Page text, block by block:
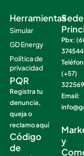
Herramientas
Simular
GD Energy
Política de
privacidad
PQR
Registra tu
denuncia,
queja o
reclamo aquí
Código
de
Sede
Pbx:
(+57)
Email:
y